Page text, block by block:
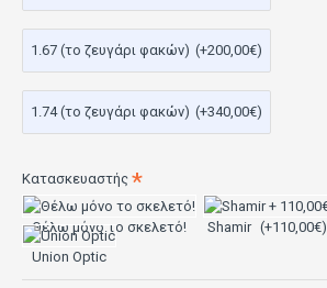
1.67 (το ζευγάρι φακών) (+200,00€)
1.74 (το ζευγάρι φακών) (+340,00€)
Κατασκευαστής
Θέλω μόνο το σκελετό! Shamir (+110,00€)
Union Optic